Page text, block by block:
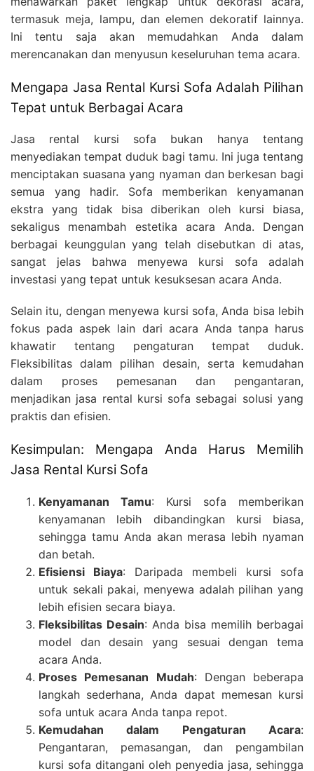
termasuk meja, lampu, dan elemen dekoratif lainnya.
Ini tentu saja akan memudahkan Anda dalam
merencanakan dan menyusun keseluruhan tema acara.
Mengapa Jasa Rental Kursi Sofa Adalah Pilihan
Tepat untuk Berbagai Acara
Jasa rental kursi sofa bukan hanya tentang
menyediakan tempat duduk bagi tamu. Ini juga tentang
menciptakan suasana yang nyaman dan berkesan bagi
semua yang hadir. Sofa memberikan kenyamanan
ekstra yang tidak bisa diberikan oleh kursi biasa,
sekaligus menambah estetika acara Anda. Dengan
berbagai keunggulan yang telah disebutkan di atas,
sangat jelas bahwa menyewa kursi sofa adalah
investasi yang tepat untuk kesuksesan acara Anda.
Selain itu, dengan menyewa kursi sofa, Anda bisa lebih
fokus pada aspek lain dari acara Anda tanpa harus
khawatir tentang pengaturan tempat duduk.
Fleksibilitas dalam pilihan desain, serta kemudahan
dalam proses pemesanan dan pengantaran,
menjadikan jasa rental kursi sofa sebagai solusi yang
praktis dan efisien.
Kesimpulan: Mengapa Anda Harus Memilih
Jasa Rental Kursi Sofa
Kenyamanan Tamu: Kursi sofa memberikan
kenyamanan lebih dibandingkan kursi biasa,
sehingga tamu Anda akan merasa lebih nyaman
dan betah.
Efisiensi Biaya: Daripada membeli kursi sofa
untuk sekali pakai, menyewa adalah pilihan yang
lebih efisien secara biaya.
Fleksibilitas Desain: Anda bisa memilih berbagai
model dan desain yang sesuai dengan tema
acara Anda.
Proses Pemesanan Mudah: Dengan beberapa
langkah sederhana, Anda dapat memesan kursi
sofa untuk acara Anda tanpa repot.
Kemudahan dalam Pengaturan Acara:
Pengantaran, pemasangan, dan pengambilan
kursi sofa ditangani oleh penyedia jasa, sehingga